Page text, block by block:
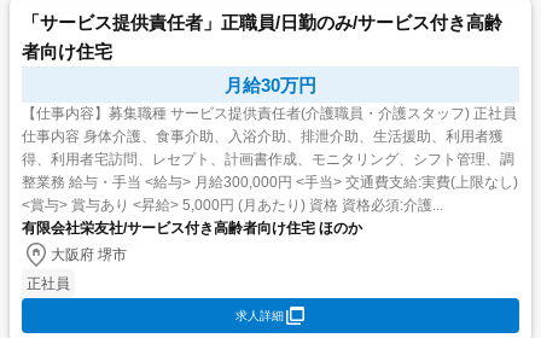
「サービス提供責任者」正職員/日勤のみ/サービス付き高齢
者向け住宅
月給30万円
【仕事内容】募集職種 サービス提供責任者(介護職員・介護スタッフ) 正社員
仕事内容 身体介護、食事介助、入浴介助、排泄介助、生活援助、利用者獲
得、利用者宅訪問、レセプト、計画書作成、モニタリング、シフト管理、調
整業務 給与・手当 <給与> 月給300,000円 <手当> 交通費支給:実費(上限なし)
<賞与> 賞与あり <昇給> 5,000円 (月あたり) 資格 資格必須:介護...
有限会社栄友社/サービス付き高齢者向け住宅 ほのか
大阪府 堺市
正社員
求人詳細